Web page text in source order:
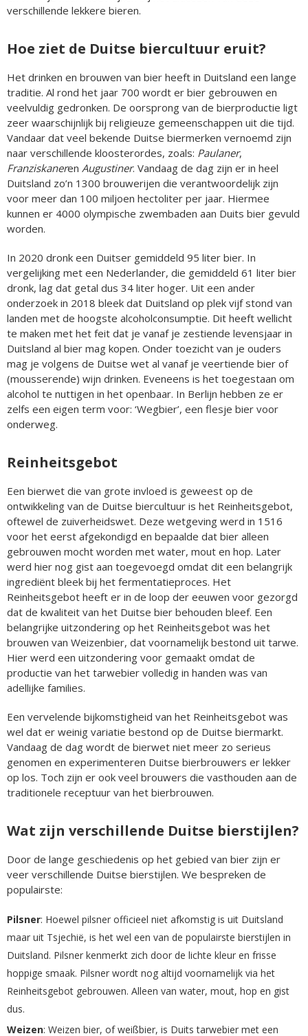
verschillende lekkere bieren.
Hoe ziet de Duitse biercultuur eruit?
Het drinken en brouwen van bier heeft in Duitsland een lange
traditie. Al rond het jaar 700 wordt er bier gebrouwen en
veelvuldig gedronken. De oorsprong van de bierproductie ligt
zeer waarschijnlijk bij religieuze gemeenschappen uit die tijd.
Vandaar dat veel bekende Duitse biermerken vernoemd zijn
naar verschillende kloosterordes, zoals: Paulaner,
Franziskaneren Augustiner. Vandaag de dag zijn er in heel
Duitsland zo’n 1300 brouwerijen die verantwoordelijk zijn
voor meer dan 100 miljoen hectoliter per jaar. Hiermee
kunnen er 4000 olympische zwembaden aan Duits bier gevuld
worden.
In 2020 dronk een Duitser gemiddeld 95 liter bier. In
vergelijking met een Nederlander, die gemiddeld 61 liter bier
dronk, lag dat getal dus 34 liter hoger. Uit een ander
onderzoek in 2018 bleek dat Duitsland op plek vijf stond van
landen met de hoogste alcoholconsumptie. Dit heeft wellicht
te maken met het feit dat je vanaf je zestiende levensjaar in
Duitsland al bier mag kopen. Onder toezicht van je ouders
mag je volgens de Duitse wet al vanaf je veertiende bier of
(mousserende) wijn drinken. Eveneens is het toegestaan om
alcohol te nuttigen in het openbaar. In Berlijn hebben ze er
zelfs een eigen term voor: ‘Wegbier’, een flesje bier voor
onderweg.
Reinheitsgebot
Een bierwet die van grote invloed is geweest op de
ontwikkeling van de Duitse biercultuur is het Reinheitsgebot,
oftewel de zuiverheidswet. Deze wetgeving werd in 1516
voor het eerst afgekondigd en bepaalde dat bier alleen
gebrouwen mocht worden met water, mout en hop. Later
werd hier nog gist aan toegevoegd omdat dit een belangrijk
ingrediënt bleek bij het fermentatieproces. Het
Reinheitsgebot heeft er in de loop der eeuwen voor gezorgd
dat de kwaliteit van het Duitse bier behouden bleef. Een
belangrijke uitzondering op het Reinheitsgebot was het
brouwen van Weizenbier, dat voornamelijk bestond uit tarwe.
Hier werd een uitzondering voor gemaakt omdat de
productie van het tarwebier volledig in handen was van
adellijke families.
Een vervelende bijkomstigheid van het Reinheitsgebot was
wel dat er weinig variatie bestond op de Duitse biermarkt.
Vandaag de dag wordt de bierwet niet meer zo serieus
genomen en experimenteren Duitse bierbrouwers er lekker
op los. Toch zijn er ook veel brouwers die vasthouden aan de
traditionele receptuur van het bierbrouwen.
Wat zijn verschillende Duitse bierstijlen?
Door de lange geschiedenis op het gebied van bier zijn er
veer verschillende Duitse bierstijlen. We bespreken de
populairste:
Pilsner: Hoewel pilsner officieel niet afkomstig is uit Duitsland
maar uit Tsjechië, is het wel een van de populairste bierstijlen in
Duitsland. Pilsner kenmerkt zich door de lichte kleur en frisse
hoppige smaak. Pilsner wordt nog altijd voornamelijk via het
Reinheitsgebot gebrouwen. Alleen van water, mout, hop en gist
dus.
Weizen: Weizen bier, of weißbier, is Duits tarwebier met een